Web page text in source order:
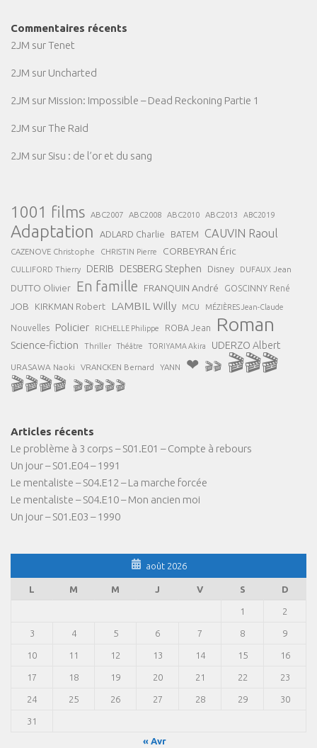
Commentaires récents
2JM surTenet
2JM sur Uncharted
2JM sur Mission: Impossible – Dead Reckoning Partie 1
2JM surThe Raid
2JM sur Sisu : de l’or et du sang
1001 films ABC2007 ABC2008 ABC2010 ABC2013 ABC2019
Adaptation ADLARD Charlie BATEM CAUVIN Raoul
CAZENOVE Christophe CHRISTIN Pierre CORBEYRAN Éric
CULLIFORD Thierry DERIB DESBERG Stephen Disney DUFAUX Jean
DUTTO Olivier En famille FRANQUIN André GOSCINNY René
JOB KIRKMAN Robert LAMBIL Willy MCU MÉZIÈRES Jean-Claude
Nouvelles Policier RICHELLE Philippe ROBA Jean Roman
Science-fiction Thriller Théâtre TORIYAMA Akira UDERZO Albert
URASAWA Naoki VRANCKEN Bernard YANN ❤ 🎬🎬 🎬🎬🎬
🎬🎬🎬🎬 🎬🎬🎬🎬🎬
Articles récents
Le problème à 3 corps – S01.E01 – Compte à rebours
Un jour – S01.E04 – 1991
Le mentaliste – S04.E12 – La marche forcée
Le mentaliste – S04.E10 – Mon ancien moi
Un jour – S01.E03 – 1990
août 2026
L M M J V S D
1 2
3 4 5 6 7 8 9
10 11 12 13 14 15 16
17 18 19 20 21 22 23
24 25 26 27 28 29 30
31
« Avr